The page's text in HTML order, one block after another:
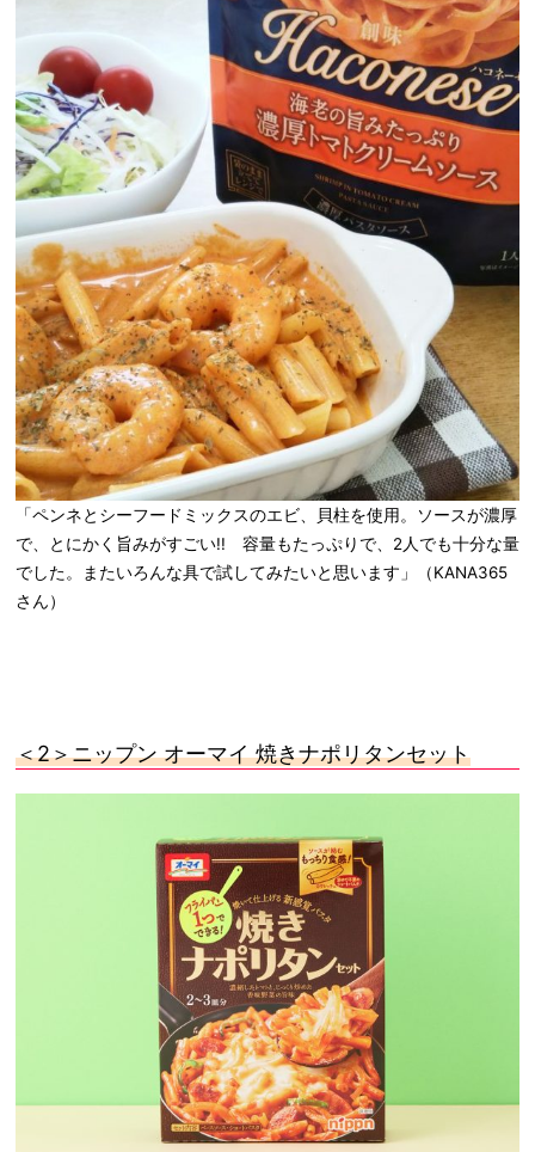
「ペンネとシーフードミックスのエビ、貝柱を使用。ソースが濃厚
で、とにかく旨みがすごい!! 容量もたっぷりで、2人でも十分な量
でした。またいろんな具で試してみたいと思います」（KANA365
さん）
＜2＞ニップン オーマイ 焼きナポリタンセット